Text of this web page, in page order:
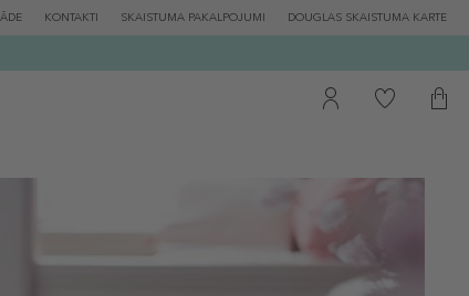
KONTAKTI SKAISTUMA PAKALPOJUMI DOUGLAS SKAISTUMA KARTE